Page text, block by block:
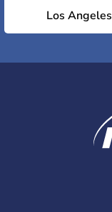
Los Angeles